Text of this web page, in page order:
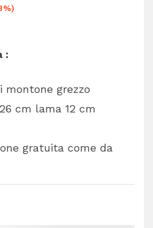
:
montone grezzo
cm lama 12 cm
gratuita come da